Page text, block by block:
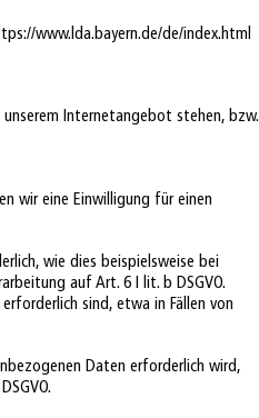
www.lda.bayern.de/de/index.html
Internetangebot stehen, bzw.
wir eine Einwilligung für einen
wie dies beispielsweise bei
auf Art. 6 I lit. b DSGVO.
sind, etwa in Fällen von
Daten erforderlich wird,